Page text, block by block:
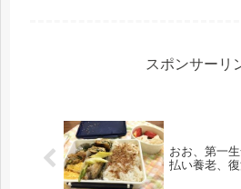
食...
スポンサーリ
おお、第一
払い養老、復